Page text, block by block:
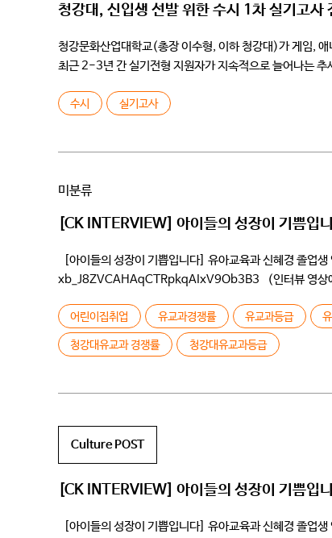
청강대, 신입생 선발 위한 수시 1차 실기고사
청강문화산업대학교(총장 이수형, 이하 청강대)가 게임,
최근 2-3년 간 실기전형 지원자가 지속적으로 늘어나는 추
수시 실기고사
미분류
[CK INTERVIEW] 아이들의 성장이 기쁨입
[아이들의 성장이 기쁩입니다] 유아교육과 신혜경
xb_J8ZVCAHAqCTRpkqAIxV9Ob3B3 (인터뷰 영상에
어린이집취업 유교과경쟁률 유교과등급
청강대유교과 경쟁률 청강대유교과등급
Culture POST
[CK INTERVIEW] 아이들의 성장이 기쁨입
[아이들의 성장이 기쁩입니다] 유아교육과 신혜경